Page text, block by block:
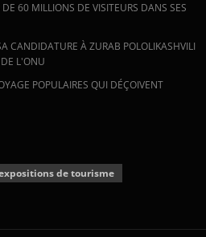
60 MILLIONS DE VISITEURS DANS SES
CANDIDATURE À ZURAB POLOLIKASHVILI
L'ONU
POPULAIRES QUI DÉÇOIVENT
de tourisme